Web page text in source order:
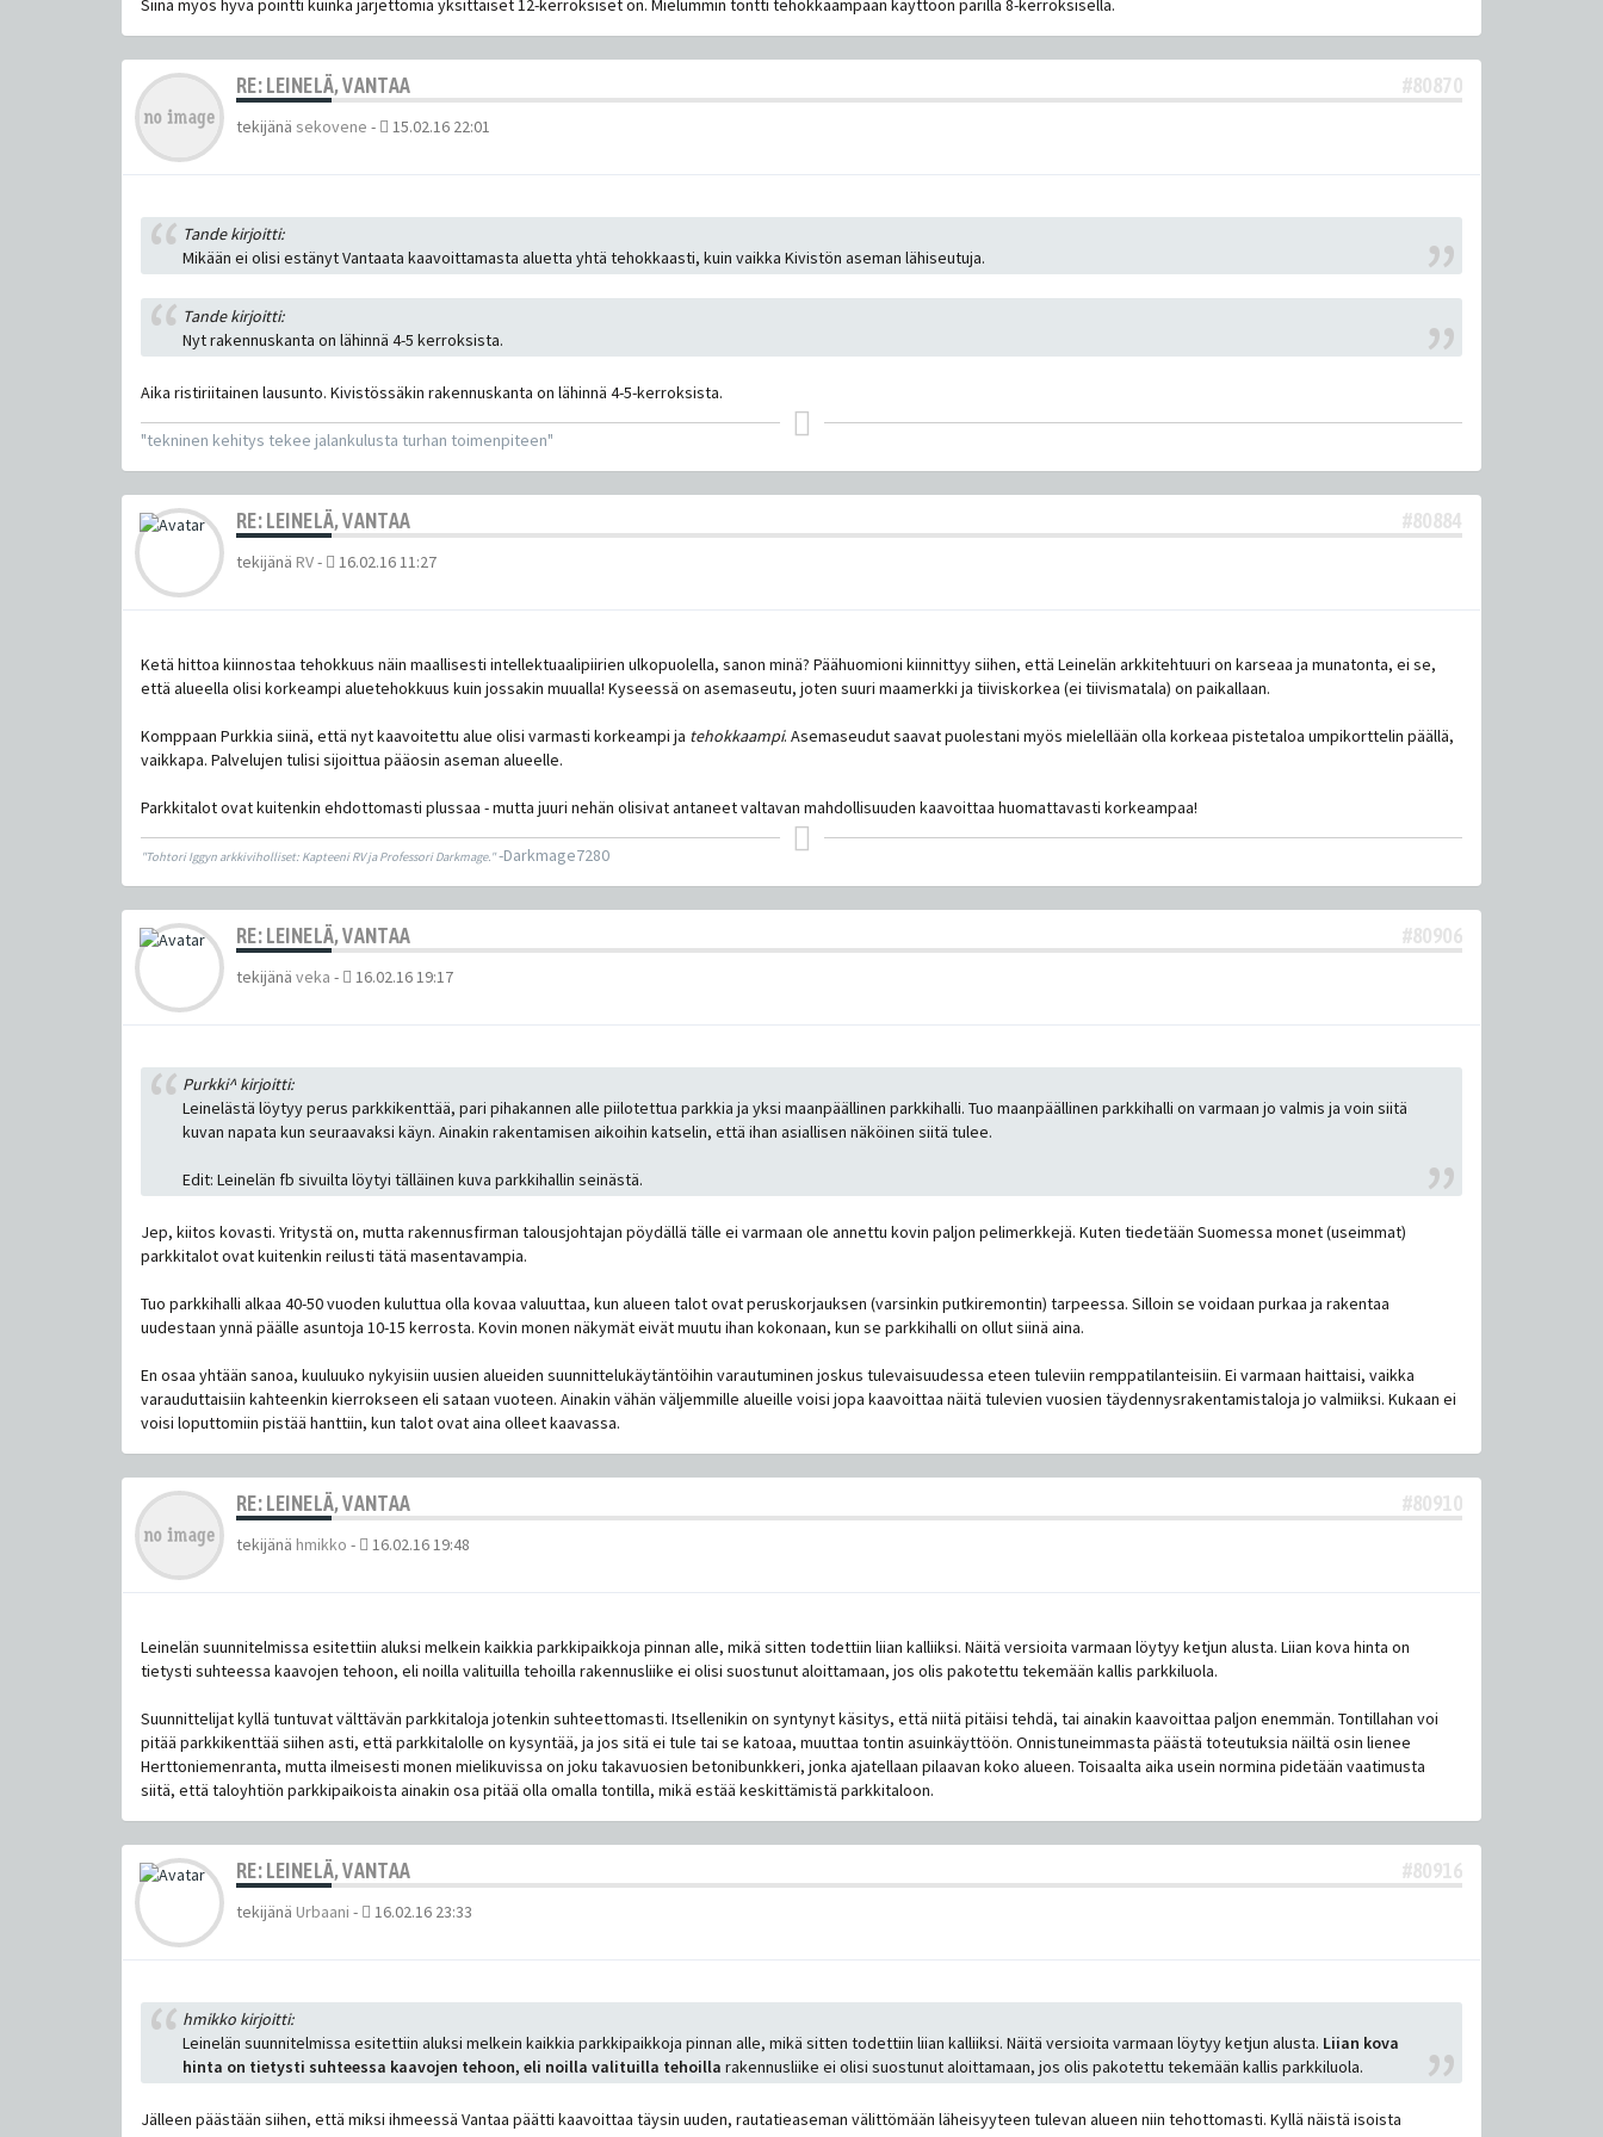
Siinä myös hyvä pointti kuinka järjettömiä yksittäiset 12-kerroksiset on. Mielummin tontti tehokkaampaan käyttöön parilla 8-kerroksisella.
RE: LEINELÄ, VANTAA #80870
tekijänä sekovene - 15.02.16 22:01
Tande kirjoitti:
Mikään ei olisi estänyt Vantaata kaavoittamasta aluetta yhtä tehokkaasti, kuin vaikka Kivistön aseman lähiseutuja.
Tande kirjoitti:
Nyt rakennuskanta on lähinnä 4-5 kerroksista.
Aika ristiriitainen lausunto. Kivistössäkin rakennuskanta on lähinnä 4-5-kerroksista.
"tekninen kehitys tekee jalankulusta turhan toimenpiteen"
RE: LEINELÄ, VANTAA #80884
tekijänä RV- 16.02.16 11:27
Ketä hittoa kiinnostaa tehokkuus näin maallisesti intellektuaalipiirien ulkopuolella, sanon minä? Päähuomioni kiinnittyy siihen, että Leinelän arkkitehtuuri on karseaa ja munatonta, ei se,
että alueella olisi korkeampi aluetehokkuus kuin jossakin muualla! Kyseessä on asemaseutu, joten suuri maamerkki ja tiiviskorkea (ei tiivismatala) on paikallaan.
Komppaan Purkkia siinä, että nyt kaavoitettu alue olisi varmasti korkeampi ja tehokkaampi. Asemaseudut saavat puolestani myös mielellään olla korkeaa pistetaloa umpikorttelin päällä,
vaikkapa. Palvelujen tulisi sijoittua pääosin aseman alueelle.
Parkkitalot ovat kuitenkin ehdottomasti plussaa - mutta juuri nehän olisivat antaneet valtavan mahdollisuuden kaavoittaa huomattavasti korkeampaa!
"Tohtori Iggyn arkkiviholliset: Kapteeni RV ja Professori Darkmage."-Darkmage7280
RE: LEINELÄ, VANTAA #80906
tekijänä veka - 16.02.16 19:17
Purkki^ kirjoitti:
Leinelästä löytyy perus parkkikenttää, pari pihakannen alle piilotettua parkkia ja yksi maanpäällinen parkkihalli. Tuo maanpäällinen parkkihalli on varmaan jo valmis ja voin siitä
kuvan napata kun seuraavaksi käyn. Ainakin rakentamisen aikoihin katselin, että ihan asiallisen näköinen siitä tulee.
Edit: Leinelän fb sivuilta löytyi tälläinen kuva parkkihallin seinästä.
Jep, kiitos kovasti. Yritystä on, mutta rakennusfirman talousjohtajan pöydällä tälle ei varmaan ole annettu kovin paljon pelimerkkejä. Kuten tiedetään Suomessa monet (useimmat)
parkkitalot ovat kuitenkin reilusti tätä masentavampia.
Tuo parkkihalli alkaa 40-50 vuoden kuluttua olla kovaa valuuttaa, kun alueen talot ovat peruskorjauksen (varsinkin putkiremontin) tarpeessa. Silloin se voidaan purkaa ja rakentaa
uudestaan ynnä päälle asuntoja 10-15 kerrosta. Kovin monen näkymät eivät muutu ihan kokonaan, kun se parkkihalli on ollut siinä aina.
En osaa yhtään sanoa, kuuluuko nykyisiin uusien alueiden suunnittelukäytäntöihin varautuminen joskus tulevaisuudessa eteen tuleviin remppatilanteisiin. Ei varmaan haittaisi, vaikka
varauduttaisiin kahteenkin kierrokseen eli sataan vuoteen. Ainakin vähän väljemmille alueille voisi jopa kaavoittaa näitä tulevien vuosien täydennysrakentamistaloja jo valmiiksi. Kukaan ei
voisi loputtomiin pistää hanttiin, kun talot ovat aina olleet kaavassa.
RE: LEINELÄ, VANTAA #80910
tekijänä hmikko - 16.02.16 19:48
Leinelän suunnitelmissa esitettiin aluksi melkein kaikkia parkkipaikkoja pinnan alle, mikä sitten todettiin liian kalliiksi. Näitä versioita varmaan löytyy ketjun alusta. Liian kova hinta on
tietysti suhteessa kaavojen tehoon, eli noilla valituilla tehoilla rakennusliike ei olisi suostunut aloittamaan, jos olis pakotettu tekemään kallis parkkiluola.
Suunnittelijat kyllä tuntuvat välttävän parkkitaloja jotenkin suhteettomasti. Itsellenikin on syntynyt käsitys, että niitä pitäisi tehdä, tai ainakin kaavoittaa paljon enemmän. Tontillahan voi
pitää parkkikenttää siihen asti, että parkkitalolle on kysyntää, ja jos sitä ei tule tai se katoaa, muuttaa tontin asuinkäyttöön. Onnistuneimmasta päästä toteutuksia näiltä osin lienee
Herttoniemenranta, mutta ilmeisesti monen mielikuvissa on joku takavuosien betonibunkkeri, jonka ajatellaan pilaavan koko alueen. Toisaalta aika usein normina pidetään vaatimusta
siitä, että taloyhtiön parkkipaikoista ainakin osa pitää olla omalla tontilla, mikä estää keskittämistä parkkitaloon.
RE: LEINELÄ, VANTAA #80916
tekijänä Urbaani - 16.02.16 23:33
hmikko kirjoitti:
Leinelän suunnitelmissa esitettiin aluksi melkein kaikkia parkkipaikkoja pinnan alle, mikä sitten todettiin liian kalliiksi. Näitä versioita varmaan löytyy ketjun alusta. Liian kova
hinta on tietysti suhteessa kaavojen tehoon, eli noilla valituilla tehoilla rakennusliike ei olisi suostunut aloittamaan, jos olis pakotettu tekemään kallis parkkiluola.
Jälleen päästään siihen, että miksi ihmeessä Vantaa päätti kaavoittaa täysin uuden, rautatieaseman välittömään läheisyyteen tulevan alueen niin tehottomasti. Kyllä näistä isoista